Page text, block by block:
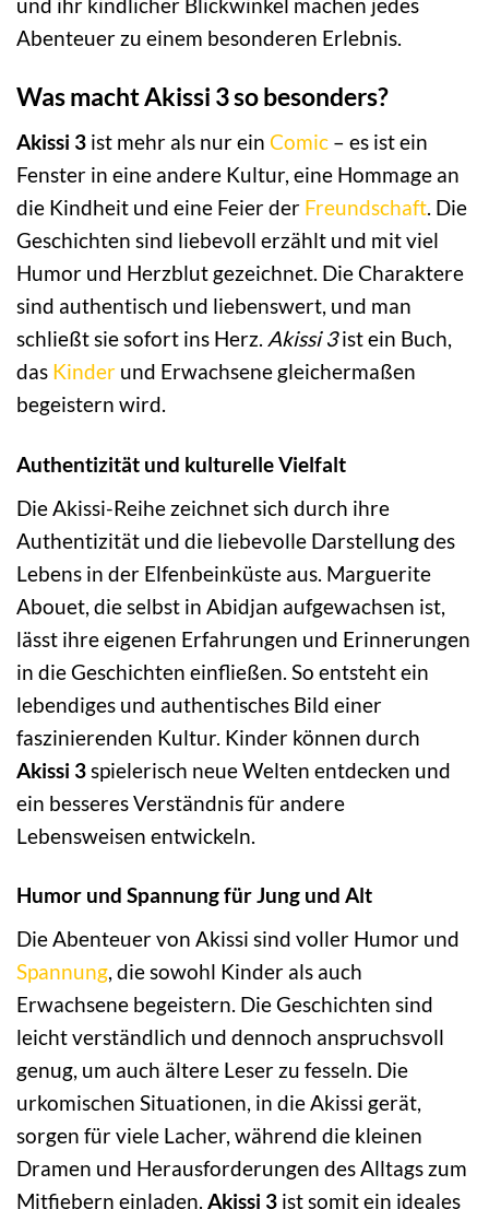
Abenteuer zu einem besonderen Erlebnis.
Was macht Akissi 3 so besonders?
Akissi 3 ist mehr als nur ein Comic – es ist ein
Fenster in eine andere Kultur, eine Hommage an
die Kindheit und eine Feier der Freundschaft. Die
Geschichten sind liebevoll erzählt und mit viel
Humor und Herzblut gezeichnet. Die Charaktere
sind authentisch und liebenswert, und man
schließt sie sofort ins Herz. Akissi 3ist ein Buch,
das Kinder und Erwachsene gleichermaßen
begeistern wird.
Authentizität und kulturelle Vielfalt
Die Akissi-Reihe zeichnet sich durch ihre
Authentizität und die liebevolle Darstellung des
Lebens in der Elfenbeinküste aus. Marguerite
Abouet, die selbst in Abidjan aufgewachsen ist,
lässt ihre eigenen Erfahrungen und Erinnerungen
in die Geschichten einfließen. So entsteht ein
lebendiges und authentisches Bild einer
faszinierenden Kultur. Kinder können durch
Akissi 3 spielerisch neue Welten entdecken und
ein besseres Verständnis für andere
Lebensweisen entwickeln.
Humor und Spannung für Jung und Alt
Die Abenteuer von Akissi sind voller Humor und
Spannung, die sowohl Kinder als auch
Erwachsene begeistern. Die Geschichten sind
leicht verständlich und dennoch anspruchsvoll
genug, um auch ältere Leser zu fesseln. Die
urkomischen Situationen, in die Akissi gerät,
sorgen für viele Lacher, während die kleinen
Dramen und Herausforderungen des Alltags zum
Mitfiebern einladen. Akissi 3 ist somit ein ideales